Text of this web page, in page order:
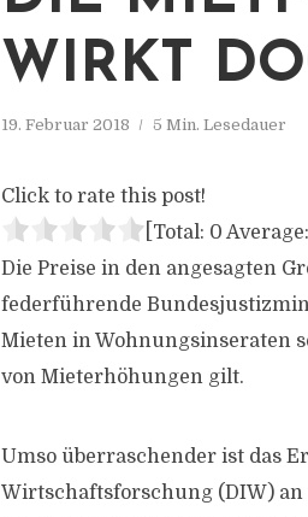
WIRKT
19. Februar 2018 5 Min. Lesedauer
Click to rate this post!
[Total: 0 Average:
Die Preise in den angesagten
federführende
Mieten in Wohnungsinseraten
von Mieterhöhungen gilt.
Umso überraschender ist das
Wirtschaftsforschung (DIW)